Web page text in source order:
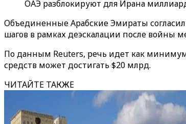
ОАЭ разблокируют для Ирана
Объединенные Арабские Эмираты
шагов в рамках деэскалации после
По данным Reuters, речь идет как
средств может достигать $20 млрд.
ЧИТАЙТЕ ТАКЖЕ